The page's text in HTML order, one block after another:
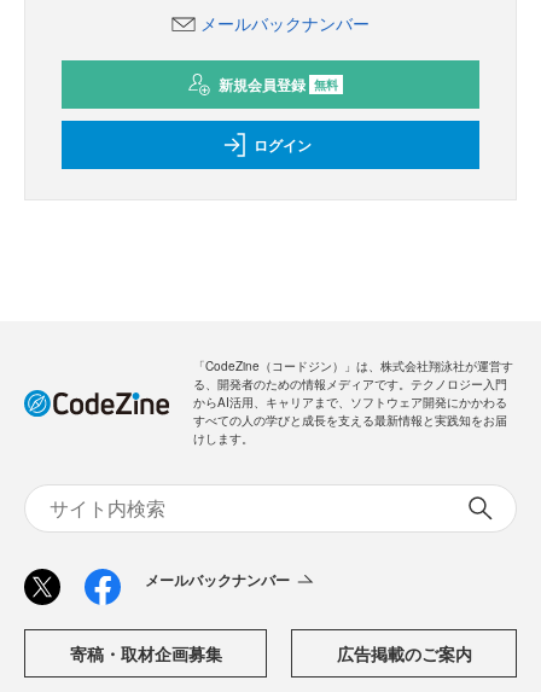
メールバックナンバー
新規会員登録 無料
ログイン
「CodeZine（コードジン）」は、株式会社翔泳社が運営す
る、開発者のための情報メディアです。テクノロジー入門
からAI活用、キャリアまで、ソフトウェア開発にかかわる
すべての人の学びと成長を支える最新情報と実践知をお届
けします。
メールバックナンバー
寄稿・取材企画募集 広告掲載のご案内